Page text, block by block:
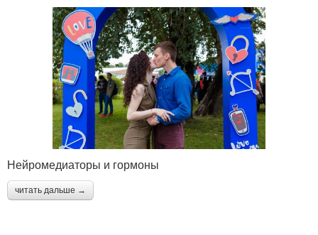
Нейромедиаторы и гормоны
читать дальше →